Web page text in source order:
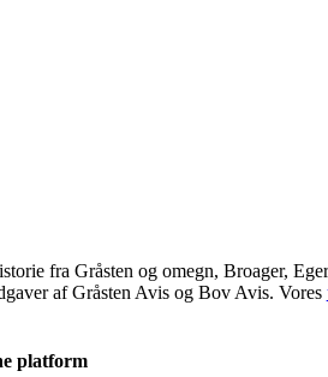
fra Gråsten og omegn, Broager,
af Gråsten Avis og Bov Avis. Vores
platform